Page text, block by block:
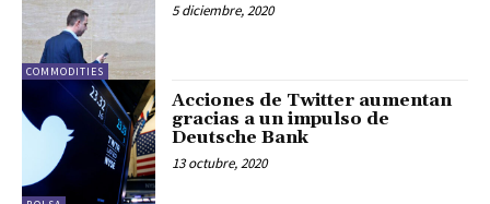
COMMODITIES
5 diciembre, 2020
Acciones de Twitter aumentan
gracias a un impulso de
Deutsche Bank
13 octubre, 2020